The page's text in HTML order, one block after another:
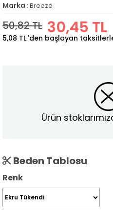
Marka : Breeze
50,82 TL 30,45 TL
5,08 TL 'den başlayan
Ürün
Beden Tablosu
Renk